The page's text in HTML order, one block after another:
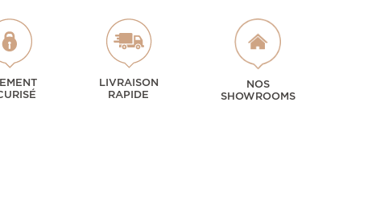
LIVRAISON
RAPIDE
NOS
SHOWROOMS